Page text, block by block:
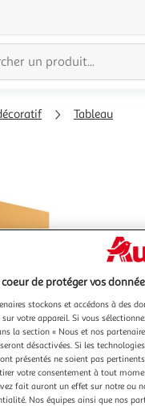
Tableau
de protéger vos
stockons et accédons à des
votre appareil. Si vous
la section « Nous et nos
désactivées. Si les
présentés ne soient pas
votre consentement à tout
fait auront un effet sur notre ou
Nos équipes ainsi que nos